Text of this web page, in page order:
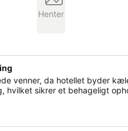
Henter
venner, da hotellet byder
hvilket sikrer et behageligt